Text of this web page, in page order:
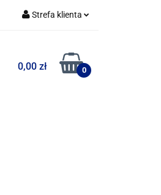
Strefa klienta
Zarejestruj się
0,00 zł 0